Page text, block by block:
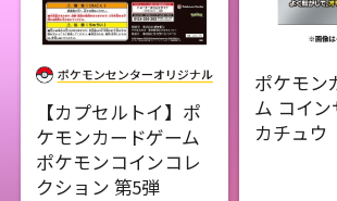
【カプセルトイ】ポ
ケモンカードゲーム
ポケモンコインコレ
クション 第5弾
ポケモン
ム コイ
カチュウ